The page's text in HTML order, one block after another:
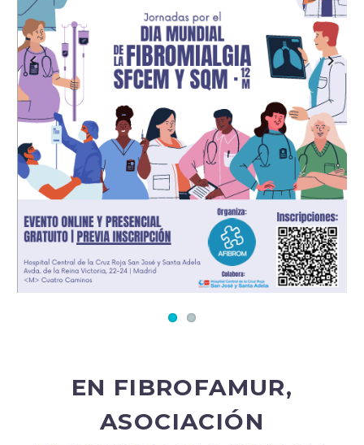
Previous Next
EN FIBROFAMUR,
ASOCIACIÓN